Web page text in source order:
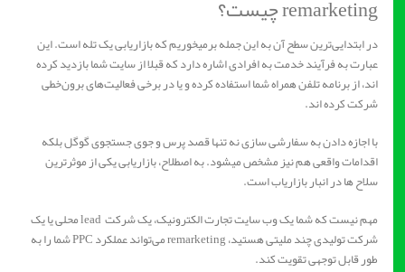
remarketing چیست؟
در ابتدایی‌ترین سطح آن به این جمله برمیخوریم که بازاریابی یک تله است. این
عبارت به فرآیند خدمت به افرادی اشاره دارد که قبلا از سایت شما بازدید کرده
اند، از برنامه تلفن همراه شما استفاده کرده و یا در برخی فعالیت‌های برون‌خطی
شرکت کرده اند.
با اجازه دادن به سفارشی سازی نه تنها قصد پرس و جوی جستجوی گوگل بلکه
اقدامات واقعی هم نیز مشخص میشود. به اصطلاح، بازاریابی یکی از موثرترین
سلاح ها در انبار بازاریاب است.
مهم نیست که شما یک وب سایت تجارت الکترونیک، یک شرکت lead محلی یا یک
شرکت تولیدی چند ملیتی هستید، remarketing می‌تواند عملکرد PPC شما را به
طور قابل توجهی تقویت کند.